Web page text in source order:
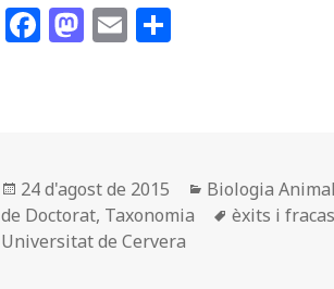
F
o
o
M
n
E
rt
ei
Publicat
el
24 d'agost de 2015 Categories
Biologia Animal
de Doctorat, Taxonomia Etiquetes
èxits i
Universitat de Cervera